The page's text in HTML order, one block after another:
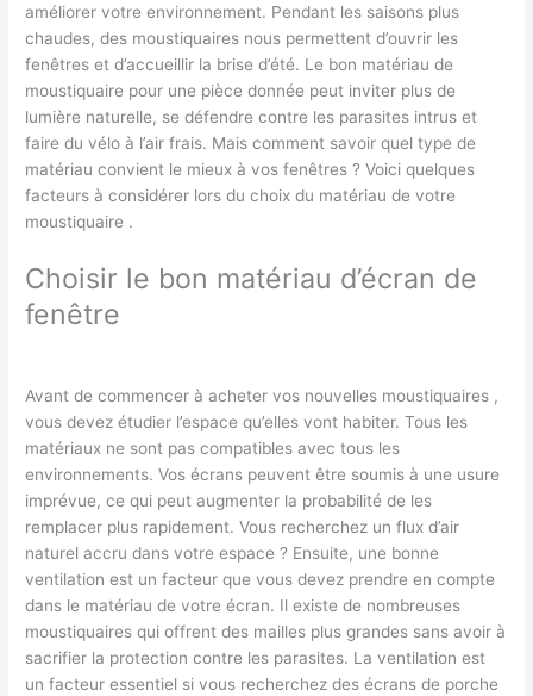
améliorer votre environnement. Pendant les saisons plus
chaudes, des moustiquaires nous permettent d’ouvrir les
fenêtres et d’accueillir la brise d’été. Le bon matériau de
moustiquaire pour une pièce donnée peut inviter plus de
lumière naturelle, se défendre contre les parasites intrus et
faire du vélo à l’air frais. Mais comment savoir quel type de
matériau convient le mieux à vos fenêtres ? Voici quelques
facteurs à considérer lors du choix du matériau de votre
moustiquaire .
Choisir le bon matériau d’écran de
fenêtre
Avant de commencer à acheter vos nouvelles moustiquaires ,
vous devez étudier l’espace qu’elles vont habiter. Tous les
matériaux ne sont pas compatibles avec tous les
environnements. Vos écrans peuvent être soumis à une usure
imprévue, ce qui peut augmenter la probabilité de les
remplacer plus rapidement. Vous recherchez un flux d’air
naturel accru dans votre espace ? Ensuite, une bonne
ventilation est un facteur que vous devez prendre en compte
dans le matériau de votre écran. Il existe de nombreuses
moustiquaires qui offrent des mailles plus grandes sans avoir à
sacrifier la protection contre les parasites. La ventilation est
un facteur essentiel si vous recherchez des écrans de porche